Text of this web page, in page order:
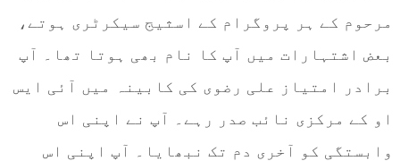
مرحوم کے ہر پروگرام کے اسثیج سیکرٹری ہوتے،
بعض اشتہارات میں آپ کا نام بھی ہوتا تھا۔ آپ
برادر امتیاز علی رضوی کی کابینہ میں آئی ایس
او کے مرکزی نائب صدر رہے۔ آپ نے اپنی اس
وابستگی کو آخری دم تک نبھایا۔ آپ اپنی اس